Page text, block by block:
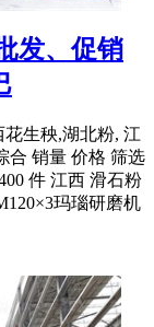
发、促销
生秧,湖北粉, 江
合 销量 价格 筛选
件 江西 滑石粉
玛瑙研磨机